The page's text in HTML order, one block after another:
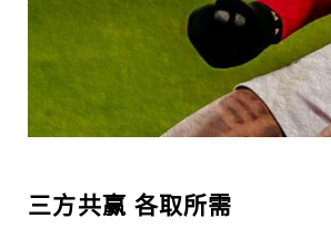
三方共赢 各取所需